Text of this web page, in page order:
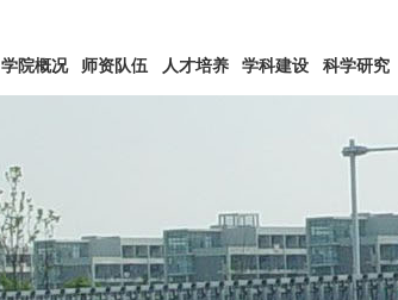
学院概况 师资队伍 人才培养 学科建设 科学研究
学术机构
科研成果
学院党建网
团委工作
工会工作
学生工作
学工风采
制度建设
奖惩助贷
科技实践